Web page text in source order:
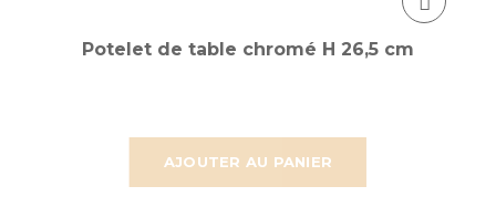
AJOUTER AU PANIER
Potelet de table chromé H 26,5 cm